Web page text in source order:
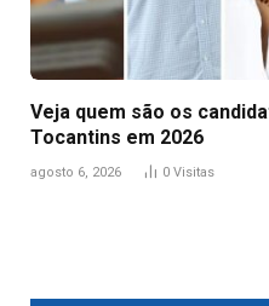
Veja quem são os
Tocantins em 2026
agosto 6, 2026 0 Visitas